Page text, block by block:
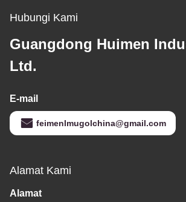
Hubungi Kami
Guangdong Huimen
Ltd.
E-mail
feimenlmugolchina@gmail.com
Alamat Kami
Alamat